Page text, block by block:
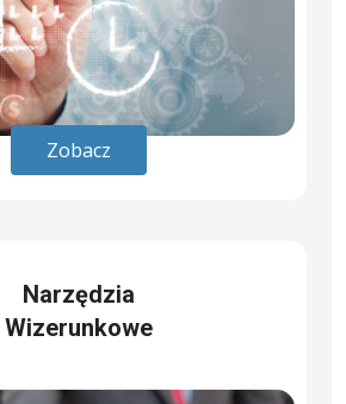
Zobacz
Narzędzia
Wizerunkowe